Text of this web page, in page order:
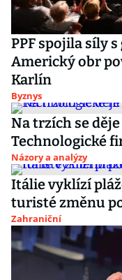
PPF spojila síly
Americký obr
Karlín
Byznys
Na trzích se
Technologické
Názory a analýzy
Itálie vyklízí
turisté změnu
Zahraniční